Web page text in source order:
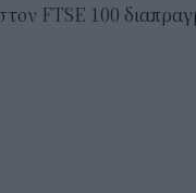
FTSE 100